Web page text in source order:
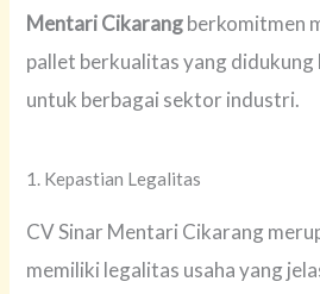
Mentari Cikarangberkomitmen
pallet berkualitas yang
untuk berbagai sektor industri.
1. Kepastian Legalitas
CV Sinar Mentari Cikarang
memiliki legalitas usaha yang